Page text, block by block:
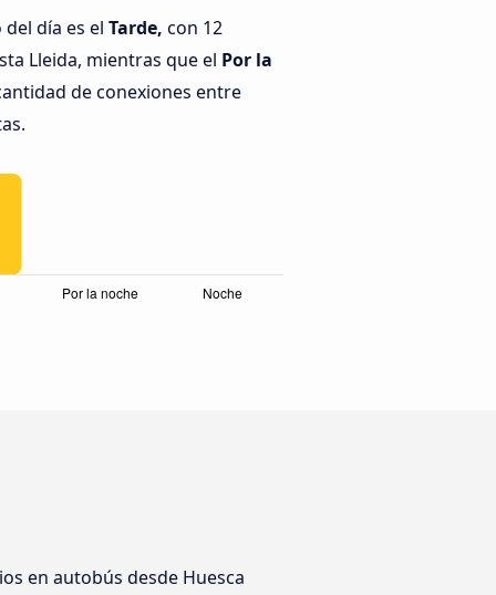
día es el Tarde, con 12
Lleida, mientras que el Por la
de conexiones entre
en autobús desde Huesca